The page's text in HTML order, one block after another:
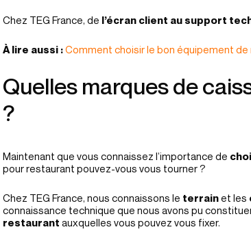
Chez TEG France, de l’écran client au support
À lire aussi :Comment choisir le bon équipement
Quelles marques de
?
Maintenant que vous connaissez l’importance de
pour restaurant pouvez-vous vous tourner ?
Chez TEG France, nous connaissons le terrainet les
connaissance technique que nous avons pu
restaurant auxquelles vous pouvez vous fixer.